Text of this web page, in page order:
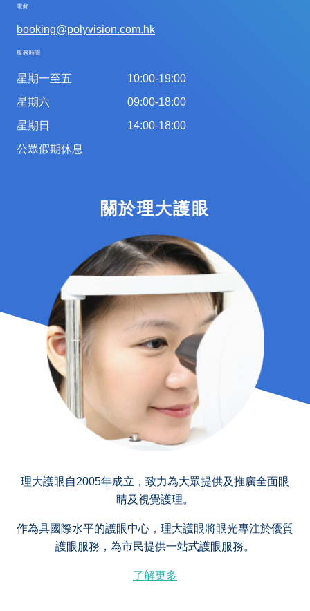
電郵
booking@polyvision.com.hk
服務時間
星期一至五
星期六
星期日
公眾假期休息
10:00-19:00
09:00-18:00
14:00-18:00
關於理大護眼
理大護眼自2005年成立，致力為大眾提供及推廣全面眼
睛及視覺護理。
作為具國際水平的護眼中心，理大護眼將眼光專注於優質
護眼服務，為市民提供一站式護眼服務。
了解更多